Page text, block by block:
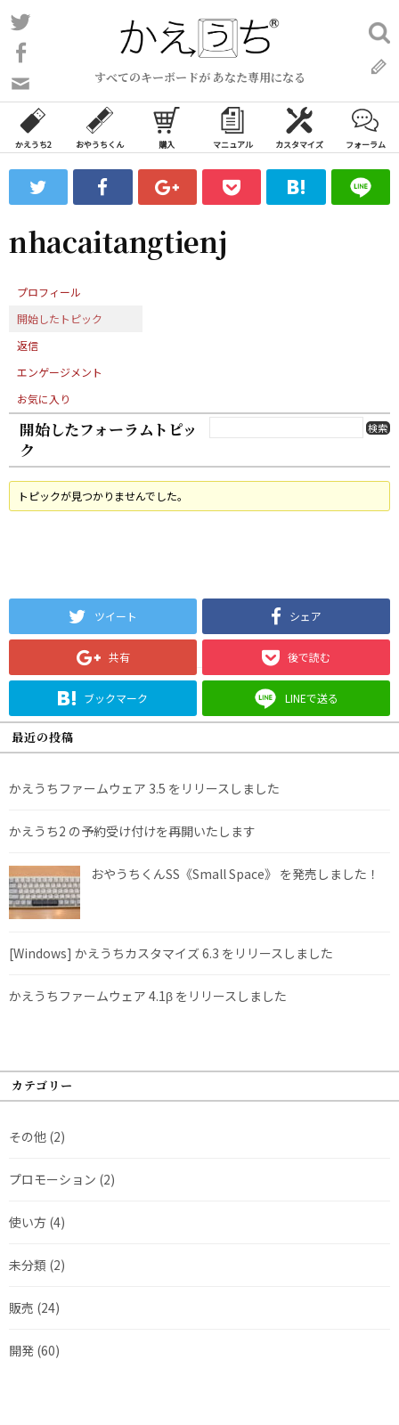
コ
ン
ン
ツ
ス
ッ
すべてのキーボードが あなた専用になる
い
合
わ
フ
ォ
ム
検
索:
かえうち2 おやうちくん 購入 マニュアル カスタマイズ フォーラム
nhacaitangtienj
プロフィール
開始したトピック
返信
エンゲージメント
お気に入り
開始したフォーラムトピッ
ク
トピックが見つかりませんでした。
ツイート シェア
共有 後で読む
ブックマーク LINEで送る
最近の投稿
かえうちファームウェア 3.5 をリリースしました
かえうち2 の予約受け付けを再開いたします
おやうちくんSS《Small Space》 を発売しました！
[Windows] かえうちカスタマイズ 6.3 をリリースしました
かえうちファームウェア 4.1β をリリースしました
カテゴリー
その他 (2)
プロモーション (2)
使い方 (4)
未分類 (2)
販売 (24)
開発 (60)